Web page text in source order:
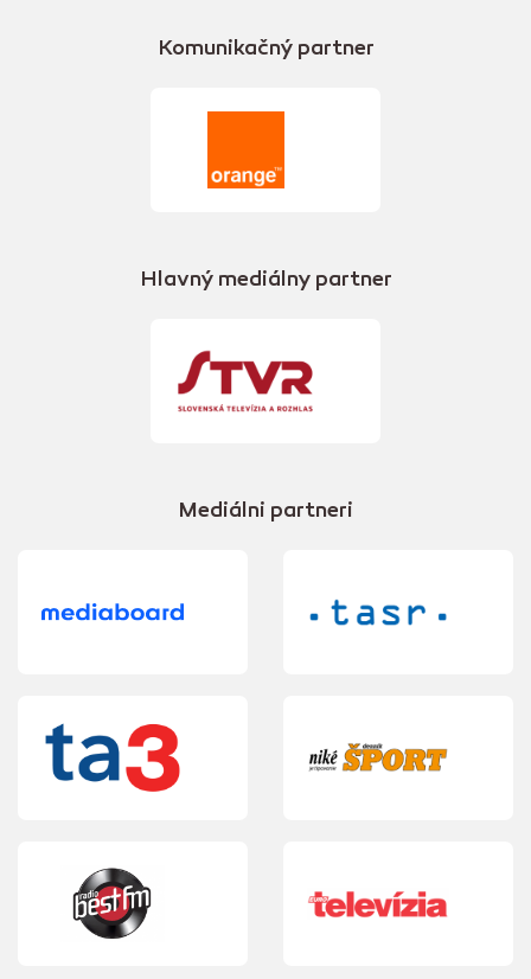
Komunikačný partner
Hlavný mediálny partner
Mediálni partneri